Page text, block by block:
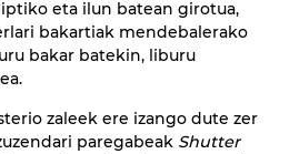
eta ilun batean girotua,
bakartiak mendebalerako
bakar batekin, liburu
zaleek ere izango dute zer
paregabeak Shutter